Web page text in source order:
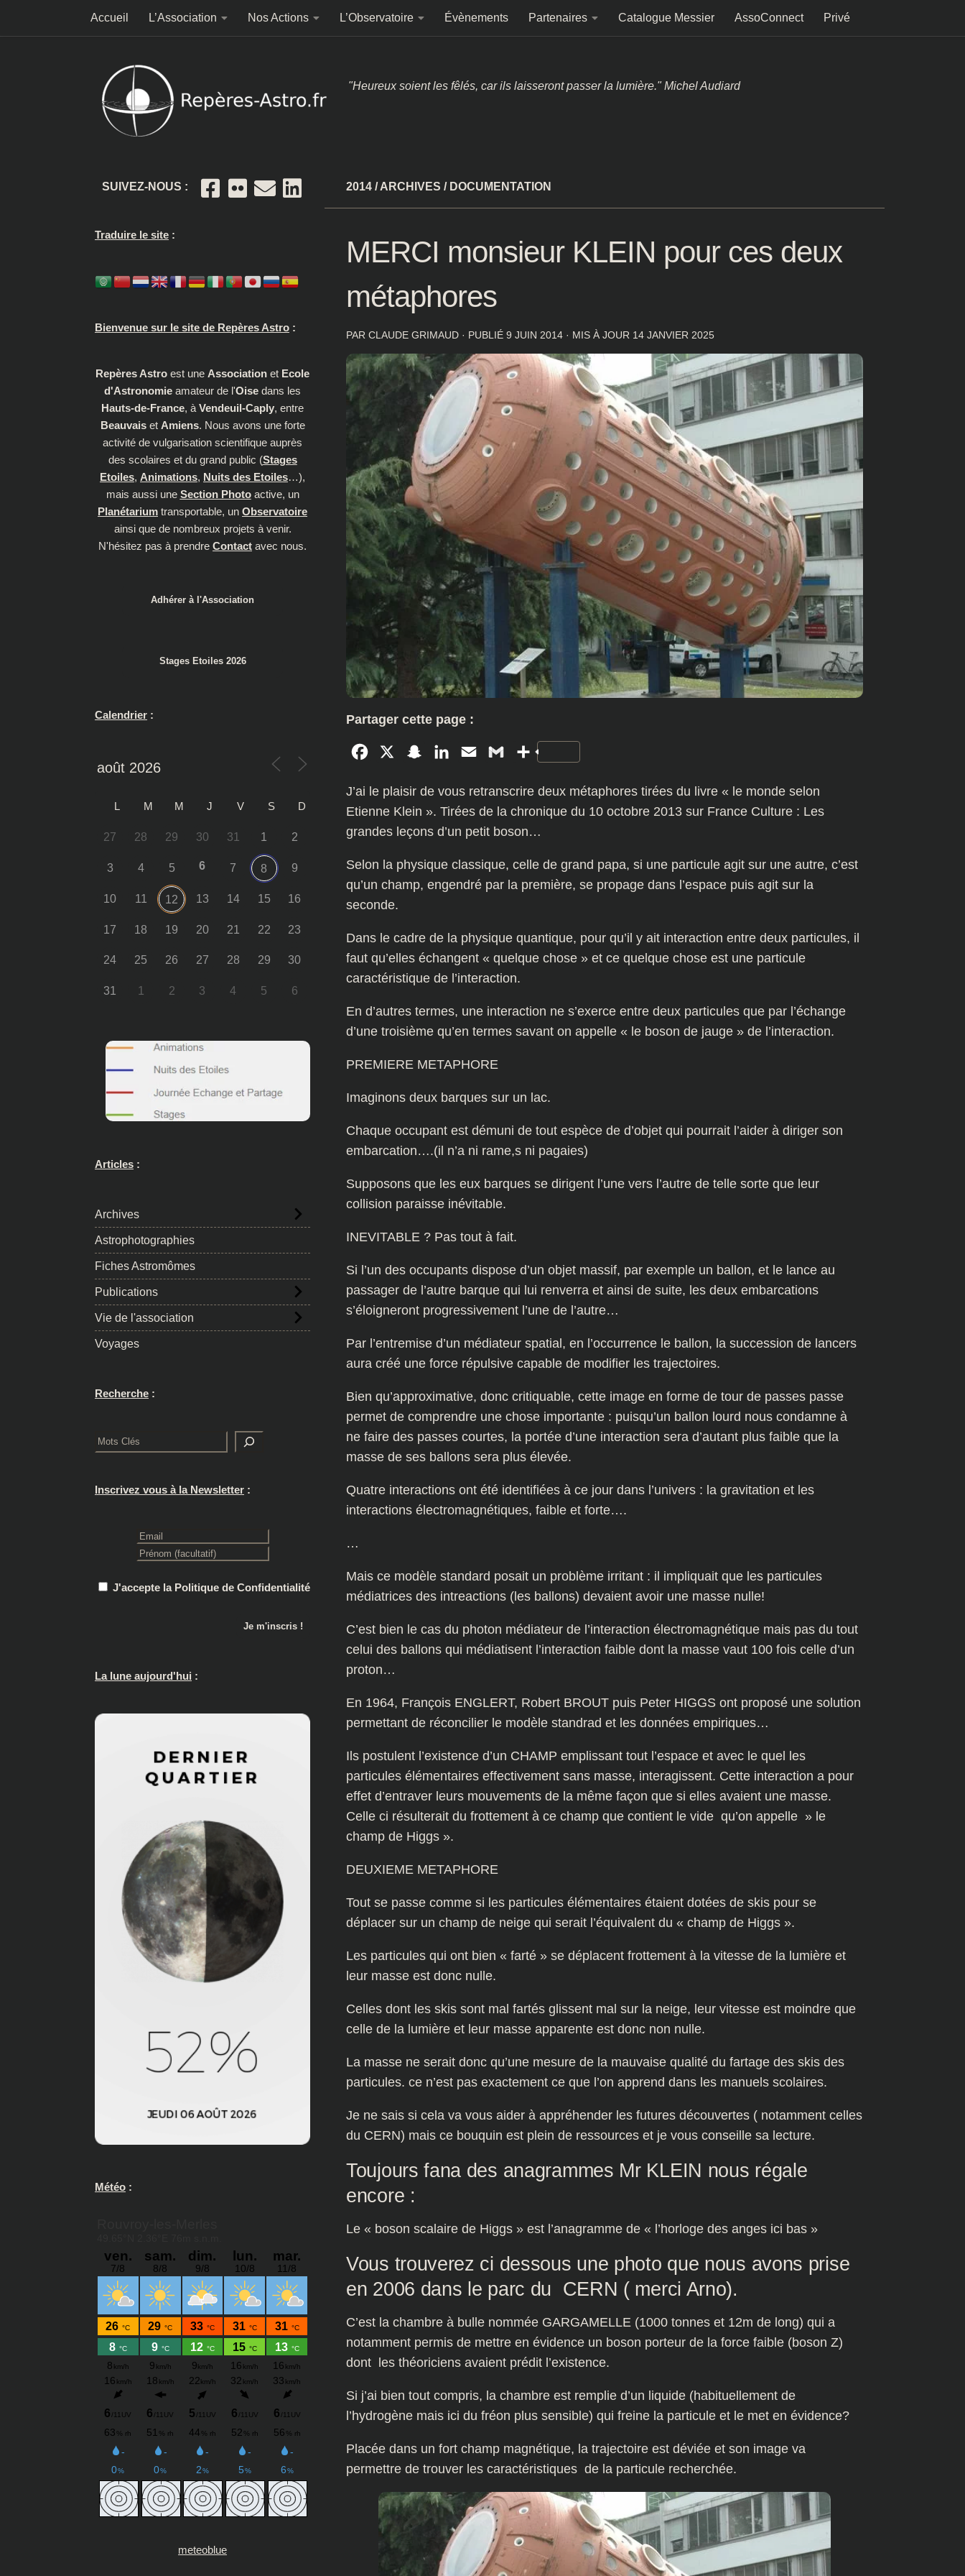
Skip to contentAccueil L’Association Nos Actions L’Observatoire Évènements Partenaires Catalogue Messier AssoConnect Privé
"Heureux soient les fêlés, car ils laisseront passer la lumière." Michel Audiard
2014 / ARCHIVES / DOCUMENTATION
MERCI monsieur KLEIN pour ces deux
métaphores
PAR CLAUDE GRIMAUD · PUBLIÉ 9 JUIN 2014 · MIS À JOUR 14 JANVIER 2025
Partager cette page :
Facebook SnapchatLinkedInEmail GmailPartager
J’ai le plaisir de vous retranscrire deux métaphores tirées du livre « le monde selon
Etienne Klein ». Tirées de la chronique du 10 octobre 2013 sur France Culture : Les
grandes leçons d’un petit boson…
Selon la physique classique, celle de grand papa, si une particule agit sur une autre, c’est
qu’un champ, engendré par la première, se propage dans l’espace puis agit sur la
seconde.
Dans le cadre de la physique quantique, pour qu’il y ait interaction entre deux particules, il
faut qu’elles échangent « quelque chose » et ce quelque chose est une particule
caractéristique de l’interaction.
En d’autres termes, une interaction ne s’exerce entre deux particules que par l’échange
d’une troisième qu’en termes savant on appelle « le boson de jauge » de l’interaction.
PREMIERE METAPHORE
Imaginons deux barques sur un lac.
Chaque occupant est démuni de tout espèce de d’objet qui pourrait l’aider à diriger son
embarcation….(il n’a ni rame,s ni pagaies)
Supposons que les eux barques se dirigent l’une vers l’autre de telle sorte que leur
collision paraisse inévitable.
INEVITABLE ? Pas tout à fait.
Si l’un des occupants dispose d’un objet massif, par exemple un ballon, et le lance au
passager de l’autre barque qui lui renverra et ainsi de suite, les deux embarcations
s’éloigneront progressivement l’une de l’autre…
Par l’entremise d’un médiateur spatial, en l’occurrence le ballon, la succession de lancers
aura créé une force répulsive capable de modifier les trajectoires.
Bien qu’approximative, donc critiquable, cette image en forme de tour de passes passe
permet de comprendre une chose importante : puisqu’un ballon lourd nous condamne à
ne faire des passes courtes, la portée d’une interaction sera d’autant plus faible que la
masse de ses ballons sera plus élevée.
Quatre interactions ont été identifiées à ce jour dans l’univers : la gravitation et les
interactions électromagnétiques, faible et forte….
…
Mais ce modèle standard posait un problème irritant : il impliquait que les particules
médiatrices des intreactions (les ballons) devaient avoir une masse nulle!
C’est bien le cas du photon médiateur de l’interaction électromagnétique mais pas du tout
celui des ballons qui médiatisent l’interaction faible dont la masse vaut 100 fois celle d’un
proton…
En 1964, François ENGLERT, Robert BROUT puis Peter HIGGS ont proposé une solution
permettant de réconcilier le modèle standrad et les données empiriques…
Ils postulent l’existence d’un CHAMP emplissant tout l’espace et avec le quel les
particules élémentaires effectivement sans masse, interagissent. Cette interaction a pour
effet d’entraver leurs mouvements de la même façon que si elles avaient une masse.
Celle ci résulterait du frottement à ce champ que contient le vide qu’on appelle » le
champ de Higgs ».
DEUXIEME METAPHORE
Tout se passe comme si les particules élémentaires étaient dotées de skis pour se
déplacer sur un champ de neige qui serait l’équivalent du « champ de Higgs ».
Les particules qui ont bien « farté » se déplacent frottement à la vitesse de la lumière et
leur masse est donc nulle.
Celles dont les skis sont mal fartés glissent mal sur la neige, leur vitesse est moindre que
celle de la lumière et leur masse apparente est donc non nulle.
La masse ne serait donc qu’une mesure de la mauvaise qualité du fartage des skis des
particules. ce n’est pas exactement ce que l’on apprend dans les manuels scolaires.
Je ne sais si cela va vous aider à appréhender les futures découvertes ( notamment celles
du CERN) mais ce bouquin est plein de ressources et je vous conseille sa lecture.
Toujours fana des anagrammes Mr KLEIN nous régale
encore :
Le « boson scalaire de Higgs » est l’anagramme de « l’horloge des anges ici bas »
Vous trouverez ci dessous une photo que nous avons prise
en 2006 dans le parc du CERN ( merci Arno).
C’est la chambre à bulle nommée GARGAMELLE (1000 tonnes et 12m de long) qui a
notamment permis de mettre en évidence un boson porteur de la force faible (boson Z)
dont les théoriciens avaient prédit l’existence.
Si j’ai bien tout compris, la chambre est remplie d’un liquide (habituellement de
l’hydrogène mais ici du fréon plus sensible) qui freine la particule et le met en évidence?
Placée dans un fort champ magnétique, la trajectoire est déviée et son image va
permettre de trouver les caractéristiques de la particule recherchée.
SUIVEZ-NOUS :
Traduire le site :
Bienvenue sur le site de Repères Astro :
Repères Astro est une Association et Ecole
d'Astronomie amateur de l'Oise dans les
Hauts-de-France, à Vendeuil-Caply, entre
Beauvaiset Amiens. Nous avons une forte
activité de vulgarisation scientifique auprès
des scolaires et du grand public (Stages
Etoiles, Animations, Nuits des Etoiles…),
mais aussi une Section Photoactive, un
Planétarium transportable, un Observatoire
ainsi que de nombreux projets à venir.
N'hésitez pas à prendre Contact avec nous.
Adhérer à l'Association
Stages Etoiles 2026
Calendrier :
L M M J V S D
27 28 29 30 31 1 2
3 4 5 6 7 8 9
10 11 12 13 14 15 16
17 18 19 20 21 22 23
24 25 26 27 28 29 30
31 1 2 3 4 5 6
Articles :
Archives
Astrophotographies
Fiches Astromômes
Publications
Vie de l'association
Voyages
Recherche :
Rechercher
Inscrivez vous à la Newsletter :
J'accepte la Politique de Confidentialité
La lune aujourd'hui :
Météo :
meteoblue